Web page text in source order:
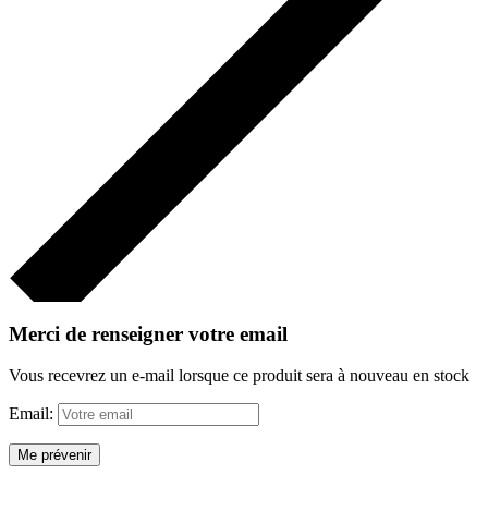
Merci de renseigner votre email
Vous recevrez un e-mail lorsque ce produit sera à nouveau en stock
Email:
Me prévenir